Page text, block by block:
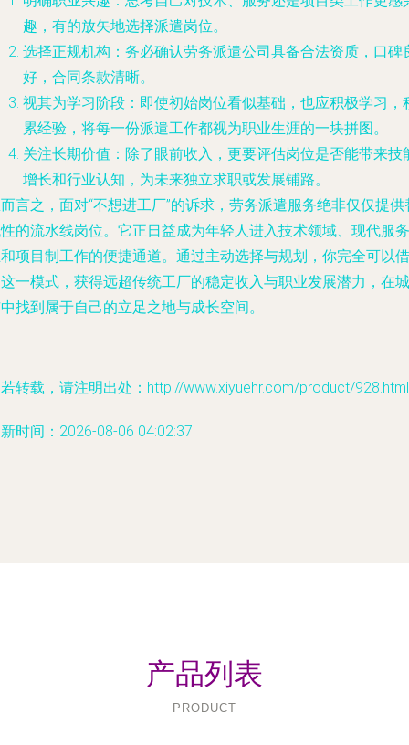
趣，有的放矢地选择派遣岗位。
选择正规机构 ：务必确认劳务派遣公司具备合法资质，口碑
好，合同条款清晰。
视其为学习阶段 ：即使初始岗位看似基础，也应积极学习，
累经验，将每一份派遣工作都视为职业生涯的一块拼图。
关注长期价值 ：除了眼前收入，更要评估岗位是否能带来技
增长和行业认知，为未来独立求职或发展铺路。
言之，面对“不想进工厂”的诉求，劳务派遣服务绝非仅仅提供
的流水线岗位。它正日益成为年轻人进入技术领域、现代服务
项目制工作的便捷通道。通过主动选择与规划，你完全可以借
一模式，获得远超传统工厂的稳定收入与职业发展潜力，在城
找到属于自己的立足之地与成长空间。
转载，请注明出处：http://www.xiyuehr.com/product/928.html
时间：2026-08-06 04:02:37
产品列表
PRODUCT